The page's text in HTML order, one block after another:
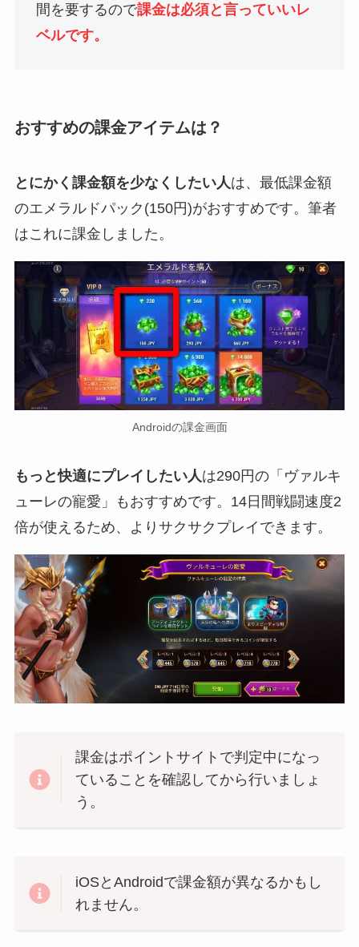
間を要するので課金は必須と言っていいレ
ベルです。
おすすめの課金アイテムは？
とにかく課金額を少なくしたい人は、最低課金額
のエメラルドパック(150円)がおすすめです。筆者
はこれに課金しました。
Androidの課金画面
もっと快適にプレイしたい人は290円の「ヴァルキ
ューレの寵愛」もおすすめです。14日間戦闘速度2
倍が使えるため、よりサクサクプレイできます。
課金はポイントサイトで判定中になっ
ていることを確認してから行いましょ
う。
iOSとAndroidで課金額が異なるかもし
れません。